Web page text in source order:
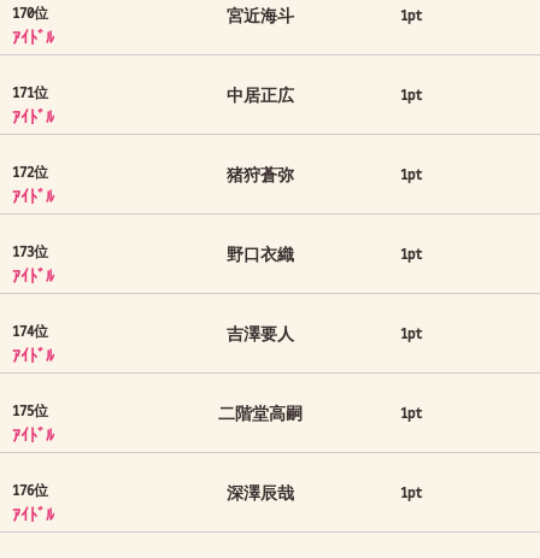
170位
ｱｲﾄﾞﾙ
宮近海斗 1pt
171位
ｱｲﾄﾞﾙ
中居正広 1pt
172位
ｱｲﾄﾞﾙ
猪狩蒼弥 1pt
173位
ｱｲﾄﾞﾙ
野口衣織 1pt
174位
ｱｲﾄﾞﾙ
吉澤要人 1pt
175位
ｱｲﾄﾞﾙ
二階堂高嗣 1pt
176位
ｱｲﾄﾞﾙ
深澤辰哉 1pt